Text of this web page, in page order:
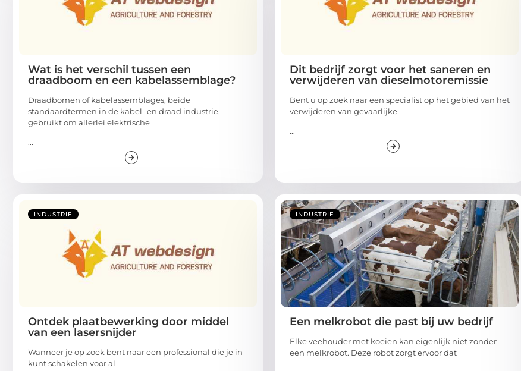
Wat is het verschil tussen een
draadboom en een kabelassemblage?
Draadbomen of kabelassemblages, beide
standaardtermen in de kabel- en draad industrie,
gebruikt om allerlei elektrische
...
Dit bedrijf zorgt voor het saneren en
verwijderen van dieselmotoremissie
Bent u op zoek naar een specialist op het gebied van het
verwijderen van gevaarlijke
...
INDUSTRIE
Ontdek plaatbewerking door middel
van een lasersnijder
Wanneer je op zoek bent naar een professional die je in
kunt schakelen voor al
INDUSTRIE
Een melkrobot die past bij uw bedrijf
Elke veehouder met koeien kan eigenlijk niet zonder
een melkrobot. Deze robot zorgt ervoor dat